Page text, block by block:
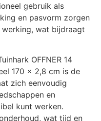
gebruik als
en pasvorm zorgen
wat bijdraagt
OFFNER 14
170 x 2,8 cm is de
zich eenvoudig
en
kunt werken.
wat tijd en